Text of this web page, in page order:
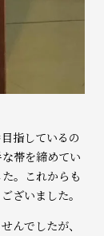
指しているの
帯を締めてい
。これからも
ざいました。
んでしたが、